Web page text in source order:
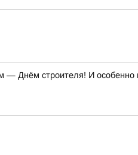
строителя! И особенно